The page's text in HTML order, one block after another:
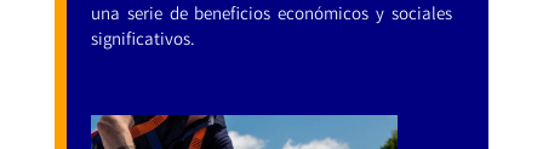
una serie de beneficios económicos y sociales
significativos.